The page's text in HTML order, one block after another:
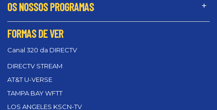
OS NOSSOS PROGRAMAS
FORMAS DE VER
Canal 320 da DIRECTV
DIRECTV STREAM
AT&T U-VERSE
TAMPA BAY WFTT
LOS ANGELES KSCN-TV